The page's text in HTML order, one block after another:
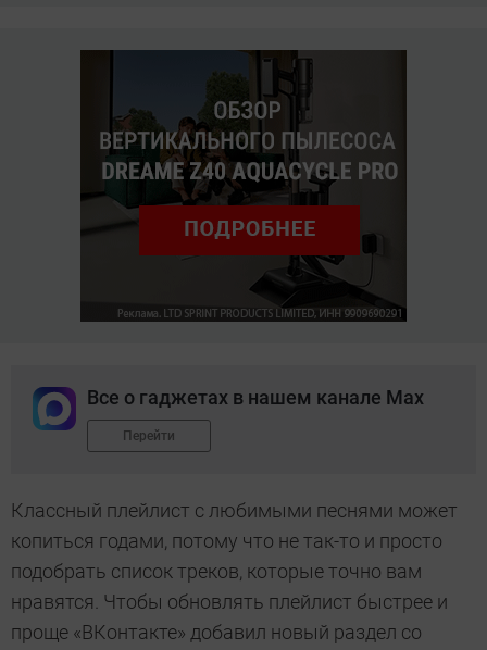
Все о гаджетах в нашем канале Max
Перейти
Классный плейлист с любимыми песнями может
копиться годами, потому что не так-то и просто
подобрать список треков, которые точно вам
нравятся. Чтобы обновлять плейлист быстрее и
проще «ВКонтакте» добавил новый раздел со